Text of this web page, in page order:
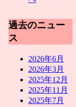
過去のニュー
ス
2026年6月
2026年3月
2025年12月
2025年11月
2025年7月